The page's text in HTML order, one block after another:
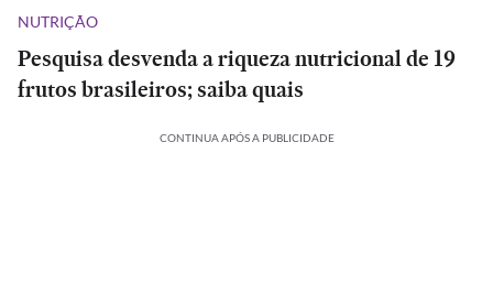
NUTRIÇÃO
Pesquisa desvenda a riqueza nutricional de 19
frutos brasileiros; saiba quais
CONTINUA APÓS A PUBLICIDADE